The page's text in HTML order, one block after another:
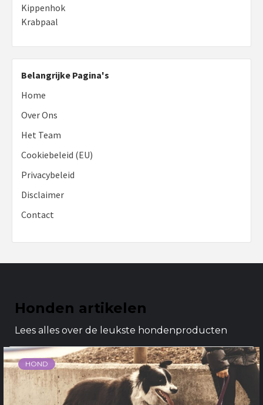
Kippenhok
Krabpaal
Belangrijke Pagina's
Home
Over Ons
Het Team
Cookiebeleid (EU)
Privacybeleid
Disclaimer
Contact
Honden artikelen
Lees alles over de leukste hondenproducten
HOND